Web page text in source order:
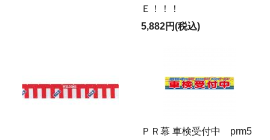
Ｅ！！！
5,882円(税込)
ＰＲ幕 車検受付中 prm5